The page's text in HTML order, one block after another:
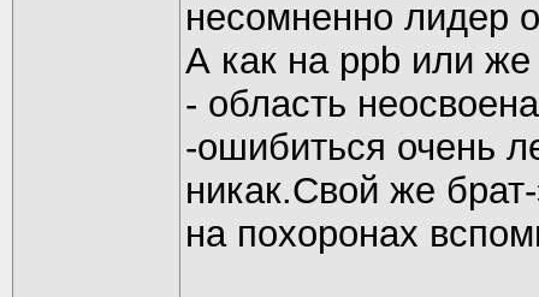
несомненно лидер
А как на ppb или
- область
-ошибиться очень
никак.Свой же
на похоронах